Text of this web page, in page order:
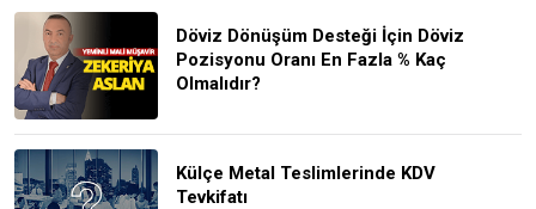
Döviz Dönüşüm Desteği İçin Döviz
Pozisyonu Oranı En Fazla % Kaç
Olmalıdır?
Külçe Metal Teslimlerinde KDV
Tevkifatı